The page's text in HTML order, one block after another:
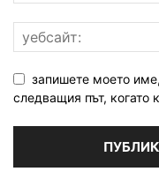
запишете моето
следващия път, когато